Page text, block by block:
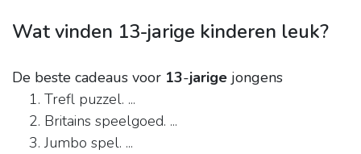
Wat vinden 13-jarige kinderen leuk?
De beste cadeaus voor 13-jarige jongens
Trefl puzzel. ...
Britains speelgoed. ...
Jumbo spel. ...